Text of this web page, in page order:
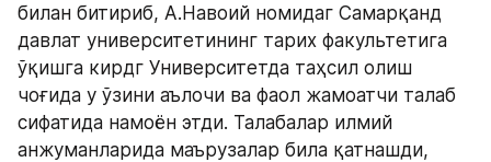
билан битириб, А.Навоий номидаг Самарқанд
давлат университетининг тарих факультетига
ўқишга кирдг Университетда таҳсил олиш
чоғида у ўзини аълочи ва фаол жамоатчи талаб
сифатида намоён этди. Талабалар илмий
анжуманларида маърузалар била қатнашди,